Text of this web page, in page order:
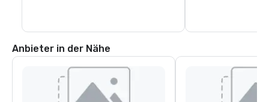
Anbieter in der Nähe